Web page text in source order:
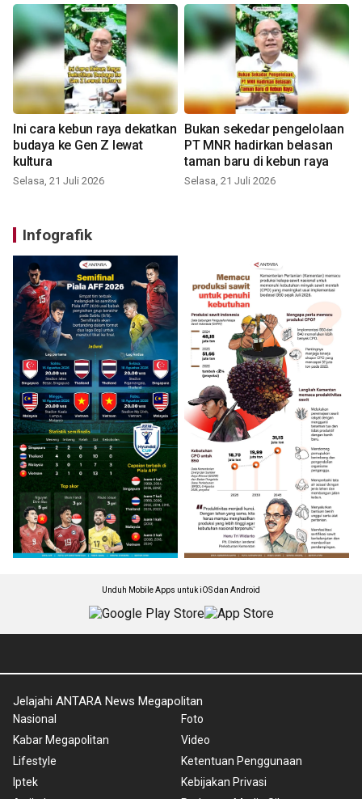
Ini cara kebun raya dekatkan
budaya ke Gen Z lewat
kultura
Selasa, 21 Juli 2026
Bukan sekedar pengelolaan
PT MNR hadirkan belasan
taman baru di kebun raya
Selasa, 21 Juli 2026
Infografik
Unduh Mobile Apps untuk iOS dan Android
Jelajahi ANTARA News Megapolitan
Nasional
Kabar Megapolitan
Lifestyle
Iptek
Foto
Video
Ketentuan Penggunaan
Kebijakan Privasi